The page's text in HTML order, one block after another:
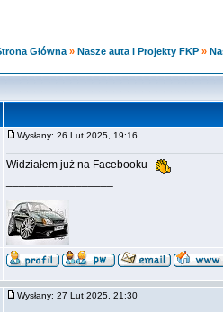
Główna » Nasze auta i Projekty FKP »
Wysłany: 26 Lut 2025, 19:16
Widziałem już na Facebooku
Wysłany: 27 Lut 2025, 21:30